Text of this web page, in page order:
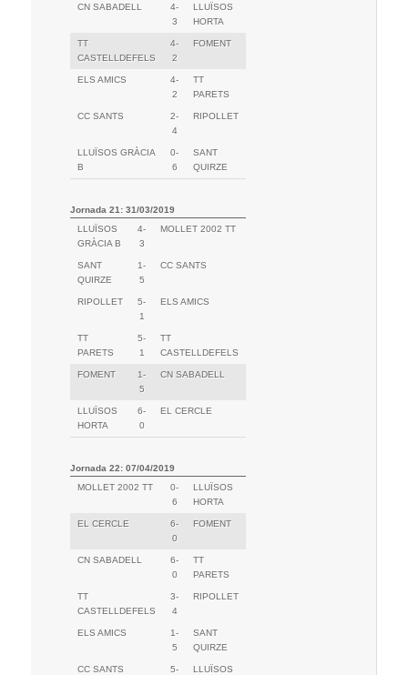
CN SABADELL
4-
3
LLUÏSOS
HORTA
TT
CASTELLDEFELS
4-
2
FOMENT
ELS AMICS
4-
2
TT
PARETS
CC SANTS
2-
4
RIPOLLET
LLUÏSOS GRÀCIA
B
0-
6
SANT
QUIRZE
Jornada 21: 31/03/2019
LLUÏSOS
GRÀCIA B
4-
3
MOLLET 2002 TT
SANT
QUIRZE
1-
5
CC SANTS
RIPOLLET
5-
1
ELS AMICS
TT
PARETS
5-
1
TT
CASTELLDEFELS
FOMENT
1-
5
CN SABADELL
LLUÏSOS
HORTA
6-
0
EL CERCLE
Jornada 22: 07/04/2019
MOLLET 2002 TT
0-
6
LLUÏSOS
HORTA
EL CERCLE
6-
0
FOMENT
CN SABADELL
6-
0
TT
PARETS
TT
CASTELLDEFELS
3-
4
RIPOLLET
ELS AMICS
1-
5
SANT
QUIRZE
CC SANTS 5- LLUÏSOS